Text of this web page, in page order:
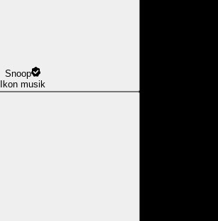
Snoop
Ikon musik